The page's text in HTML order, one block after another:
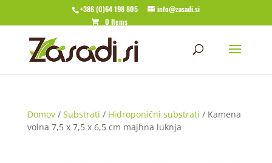
+386 (0)64 198 805
info@zasadi.si
0 Items
Domov/ Substrati / Hidroponični substrati / Kamena
volna 7,5 x 7,5 x 6,5 cm majhna luknja